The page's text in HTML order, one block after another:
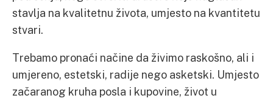
stavlja na kvalitetnu života, umjesto na kvantitetu
stvari.
Trebamo pronaći načine da živimo raskošno, ali i
umjereno, estetski, radije nego asketski. Umjesto
začaranog kruha posla i kupovine, život u